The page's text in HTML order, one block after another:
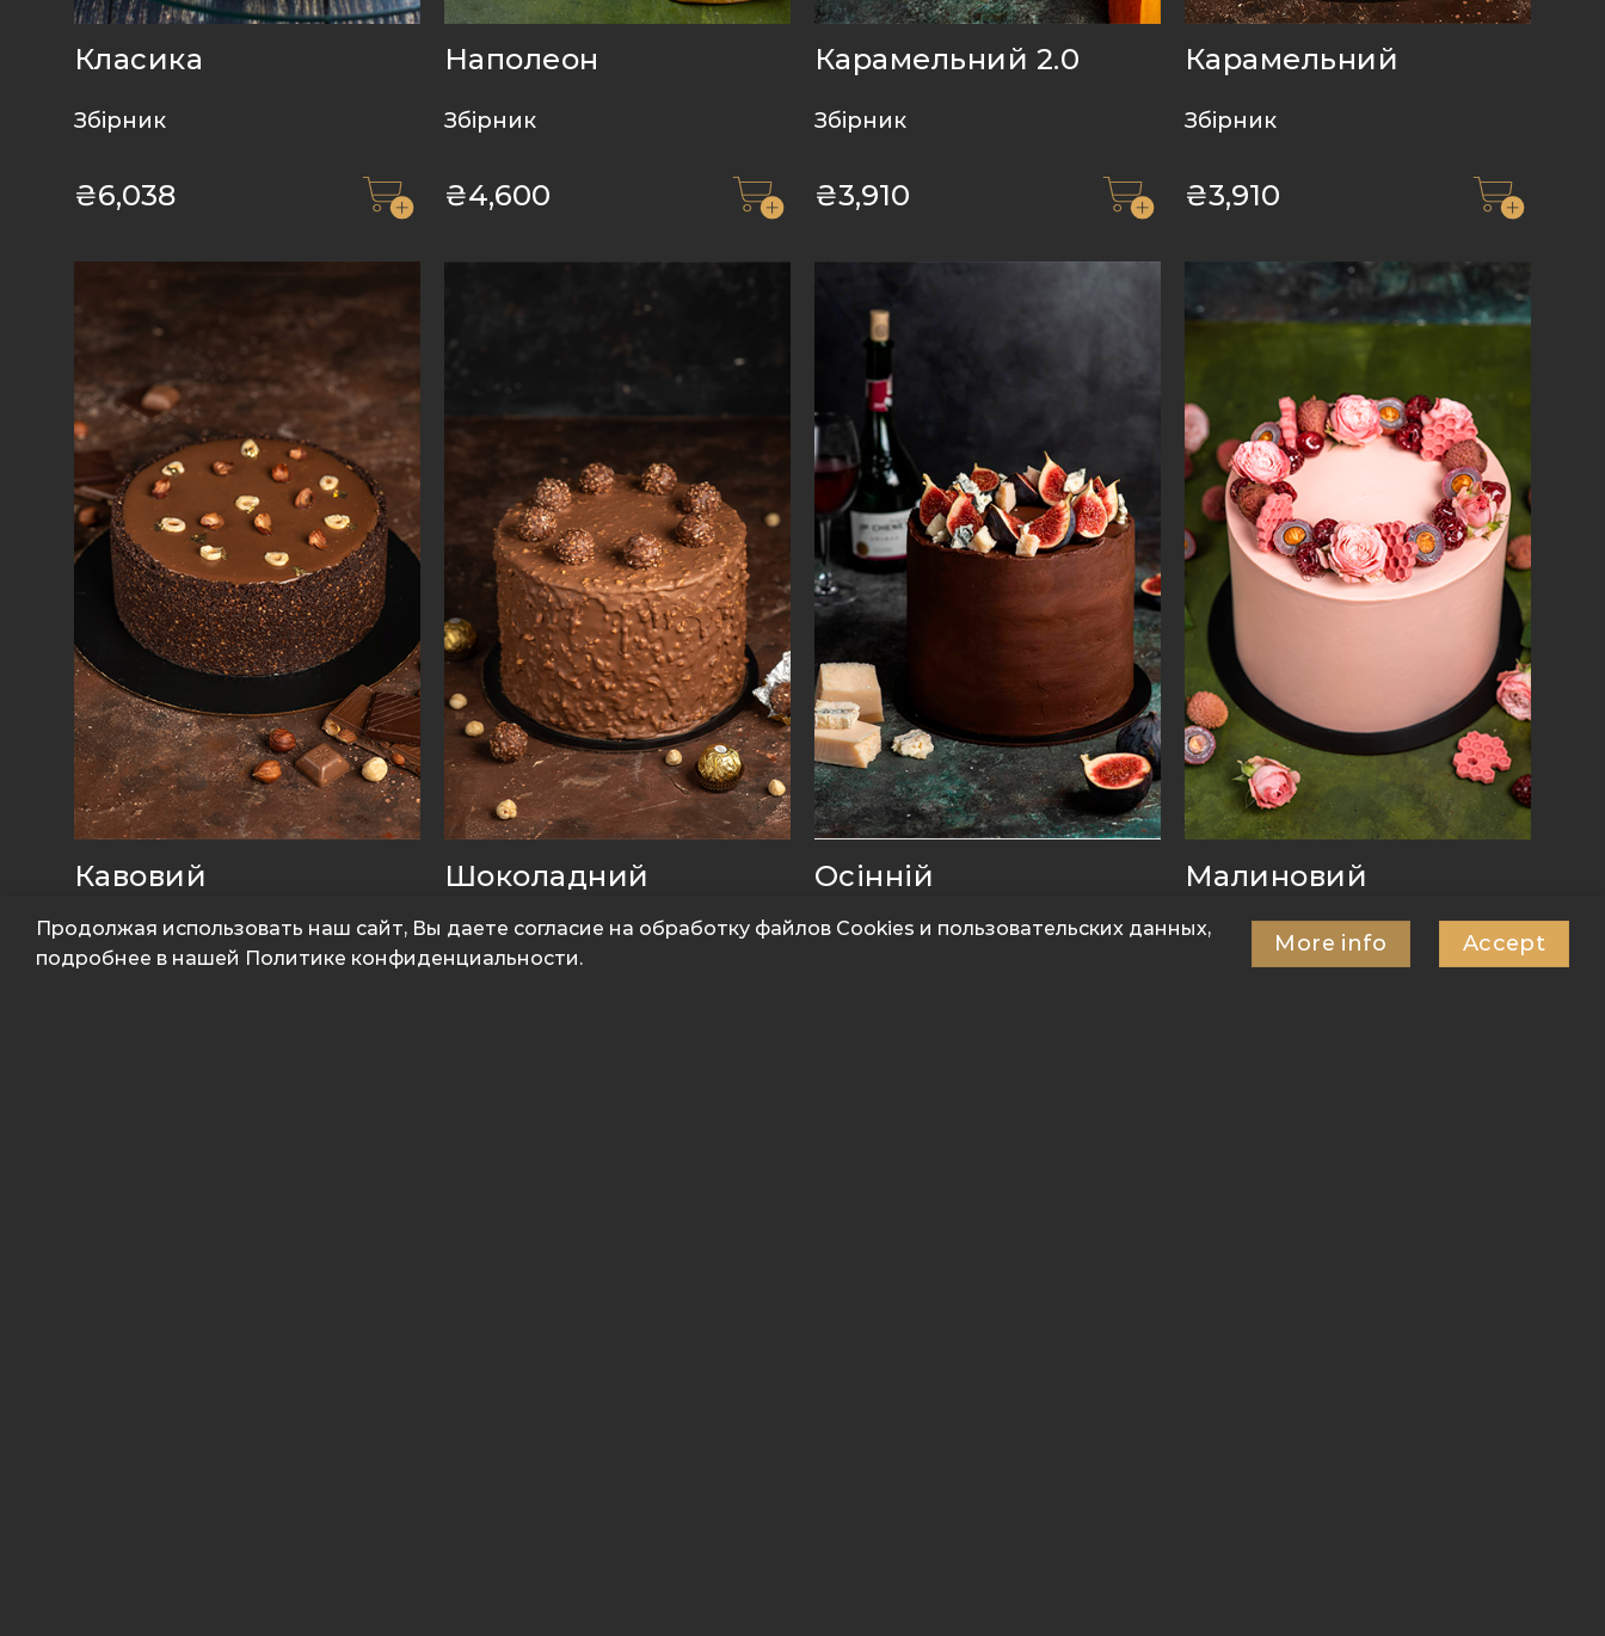
Класика
Збірник
₴6,038
Наполеон
Збірник
₴4,600
Карамельний 2.0
Збірник
₴3,910
Карамельний
Збірник
₴3,910
Кавовий
Збірник
Шоколадний
Збірник
Осінній
Збірник
Малиновий
Збірник
Продолжая использовать наш сайт, Вы даете согласие на обработку файлов Cookies и пользовательских данных,
подробнее в нашей Политике конфиденциальности.
More info Accept